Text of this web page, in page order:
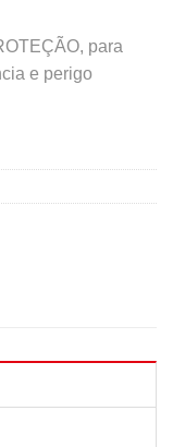
para
e perigo